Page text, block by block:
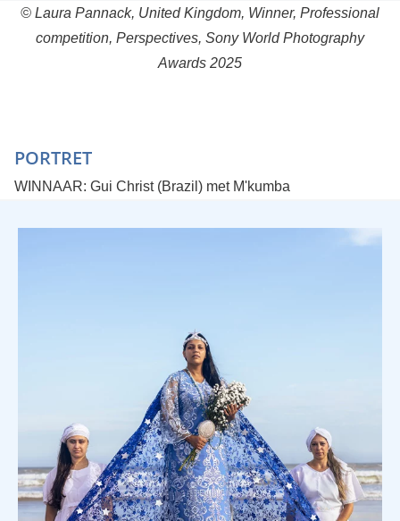
© Laura Pannack, United Kingdom, Winner, Professional
competition, Perspectives, Sony World Photography
Awards 2025
PORTRET
WINNAAR: Gui Christ (Brazil) met M'kumba